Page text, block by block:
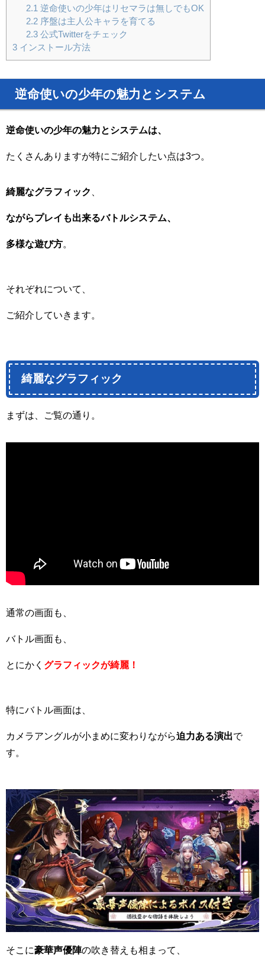
2.1 逆命使いの少年はリセマラは無しでもOK
2.2序盤は主人公キャラを育てる
2.3公式Twitterをチェック
3 インストール方法
逆命使いの少年の魅力とシステム
逆命使いの少年の魅力とシステムは、
たくさんありますが特にご紹介したい点は3つ。
綺麗なグラフィック
ながらプレイも出来るバトルシステム、
多様な遊び方
それぞれについて、
ご紹介していきます。
綺麗なグラフィック
まずは、ご覧の通り。
通常の画面も、
バトル画面も、
とにかく グラフィックが綺麗！
特にバトル画面は、
カメラアングルが小まめに変わりながら迫力ある演出で
す。
そこに豪華声優陣の吹き替えも相まって、